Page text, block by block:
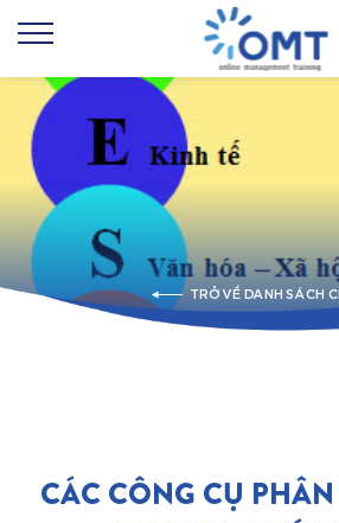
TRỞ VỀ DANH SÁCH
CÁC CÔNG CỤ